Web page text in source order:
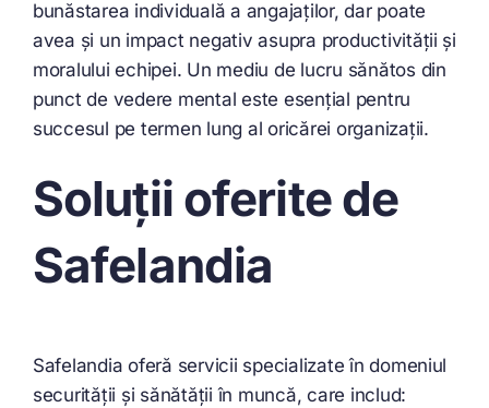
bunăstarea individuală a angajaților, dar poate
avea și un impact negativ asupra productivității și
moralului echipei. Un mediu de lucru sănătos din
punct de vedere mental este esențial pentru
succesul pe termen lung al oricărei organizații.
Soluții oferite de
Safelandia
Safelandia oferă servicii specializate în domeniul
securității și sănătății în muncă, care includ: